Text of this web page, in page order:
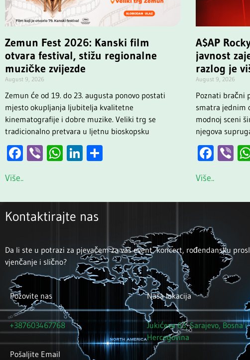
Zemun Fest 2026: Kanski film
otvara festival, stižu regionalne
muzičke zvijezde
August 9, 2026
Zemun će od 19. do 23. augusta ponovo postati
mjesto okupljanja ljubitelja kvalitetne
kinematografije i dobre muzike. Veliki trg se
tradicionalno pretvara u ljetnu bioskopsku
Facebook
ViberWhatsApp
LinkedIn
Više..
A$AP
javnost
razlog je
August 9, 2026
Poznati bračni
smatra jednim
modnoj sceni
njegova
Više..
Kontaktirajte nas
Da li ste u potrazi za pjevačem za vaš event, koncert, rođendansku
vjenčanje i slično?
Pozovite nas
+387603467768
Pošaljite Email
Naša lokacija
Jukićeva 63, Sarajevo, Bosna i
Hercegovina